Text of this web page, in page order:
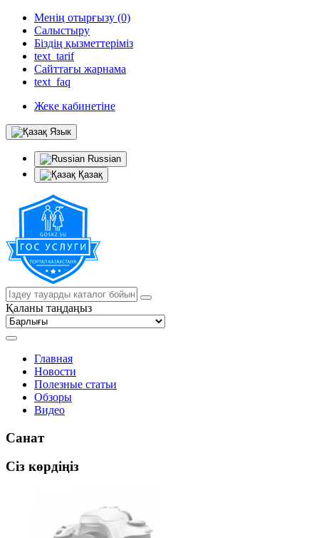
Менің отырғызу (0)
Салыстыру
Біздің қызметтеріміз
text_tarif
Сайттағы жарнама
text_faq
Жеке кабинетіне
Язык
Russian
Қазақ
Қаланы таңдаңыз
Главная
Новости
Полезные статьи
Обзоры
Видео
Санат
Сіз көрдіңіз